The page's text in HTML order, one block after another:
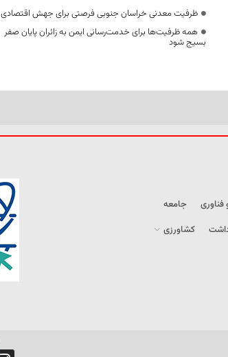
ظرفیت معدنی خراسان جنوبی فرصتی برای جهش اقتصادی
همه ظرفیت‌ها برای خدمت‌رسانی ایمن به زائران پایان صفر
بسیج شود
فناوری
جامعه
کشاورزی